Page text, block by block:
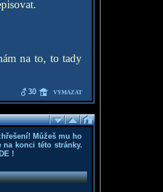
na to, to tady
30 VYMAZAT
Můžeš mu ho
na konci této stránky.
!